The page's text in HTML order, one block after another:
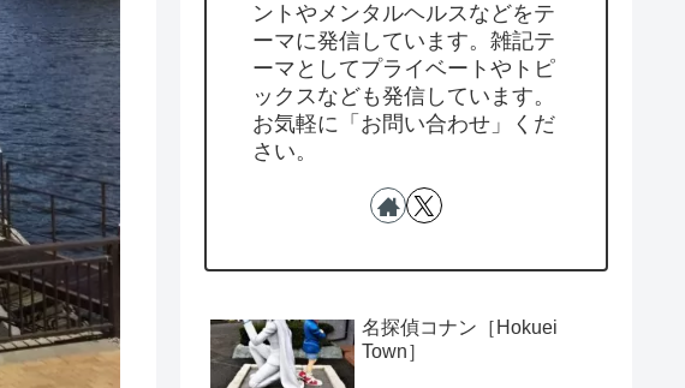
ントやメンタルヘルスなどをテ
ーマに発信しています。雑記テ
ーマとしてプライベートやトピ
ックスなども発信しています。
お気軽に「お問い合わせ」くだ
さい。
名探偵コナン［Hokuei
Town］